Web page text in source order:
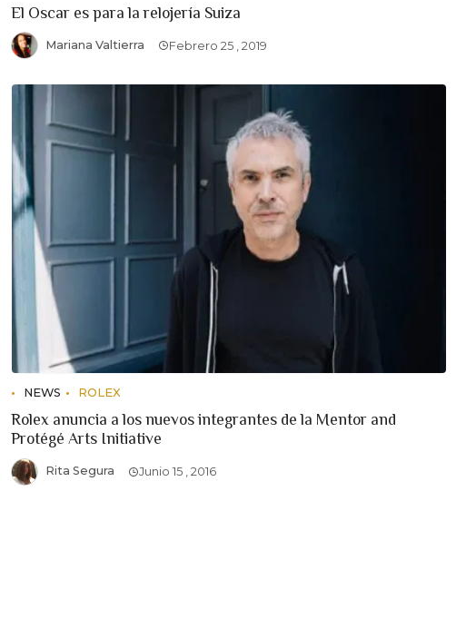
El Oscar es para la relojería Suiza
Mariana Valtierra Febrero 25 , 2019
NEWS ROLEX
Rolex anuncia a los nuevos integrantes de la Mentor and
Protégé Arts Initiative
Rita Segura Junio 15 , 2016